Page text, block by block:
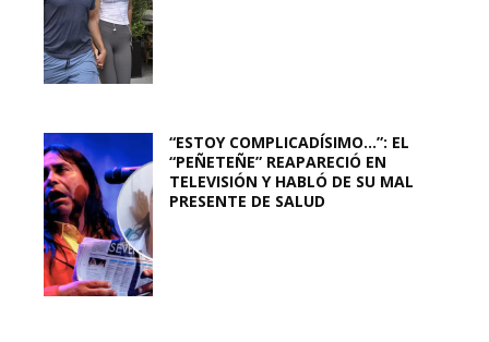
“ESTOY COMPLICADÍSIMO…”: EL
“PEÑETEÑE” REAPARECIÓ EN
TELEVISIÓN Y HABLÓ DE SU MAL
PRESENTE DE SALUD